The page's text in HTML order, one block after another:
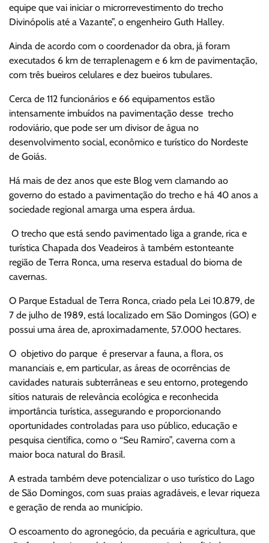
equipe que vai iniciar o microrrevestimento do trecho
Divinópolis até a Vazante”, o engenheiro Guth Halley.
Ainda de acordo com o coordenador da obra, já foram
executados 6 km de terraplenagem e 6 km de pavimentação,
com três bueiros celulares e dez bueiros tubulares.
Cerca de 112 funcionários e 66 equipamentos estão
intensamente imbuídos na pavimentação desse trecho
rodoviário, que pode ser um divisor de água no
desenvolvimento social, econômico e turístico do Nordeste
de Goiás.
Há mais de dez anos que este Blog vem clamando ao
governo do estado a pavimentação do trecho e há 40 anos a
sociedade regional amarga uma espera árdua.
O trecho que está sendo pavimentado liga a grande, rica e
turística Chapada dos Veadeiros à também estonteante
região de Terra Ronca, uma reserva estadual do bioma de
cavernas.
O Parque Estadual de Terra Ronca, criado pela Lei 10.879, de
7 de julho de 1989, está localizado em São Domingos (GO) e
possui uma área de, aproximadamente, 57.000 hectares.
O objetivo do parque é preservar a fauna, a flora, os
mananciais e, em particular, as áreas de ocorrências de
cavidades naturais subterrâneas e seu entorno, protegendo
sítios naturais de relevância ecológica e reconhecida
importância turística, assegurando e proporcionando
oportunidades controladas para uso público, educação e
pesquisa científica, como o “Seu Ramiro”, caverna com a
maior boca natural do Brasil.
A estrada também deve potencializar o uso turístico do Lago
de São Domingos, com suas praias agradáveis, e levar riqueza
e geração de renda ao município.
O escoamento do agronegócio, da pecuária e agricultura, que